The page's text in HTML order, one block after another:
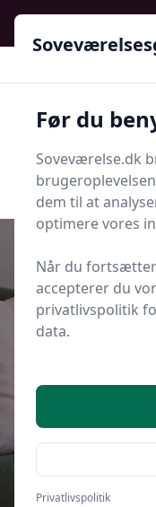
Søg nu
Søg nu
Udgivet iSøvn og
Ødelægger
Før du
Soveværelse.dk
dem til at
optimere vores
Når du
accepterer du
privatlivspolitik
data.
Privatlivspolitik